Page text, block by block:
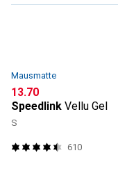
Mausmatte
CHF
13.70
Speedlink Vellu Gel
S
610